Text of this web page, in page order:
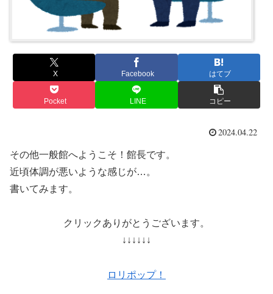
X Facebook はてブ
Pocket LINE コピー
2024.04.22
その他一般館へようこそ！館長です。
近頃体調が悪いような感じが…。
書いてみます。
クリックありがとうございます。
↓↓↓↓↓↓
ロリポップ！